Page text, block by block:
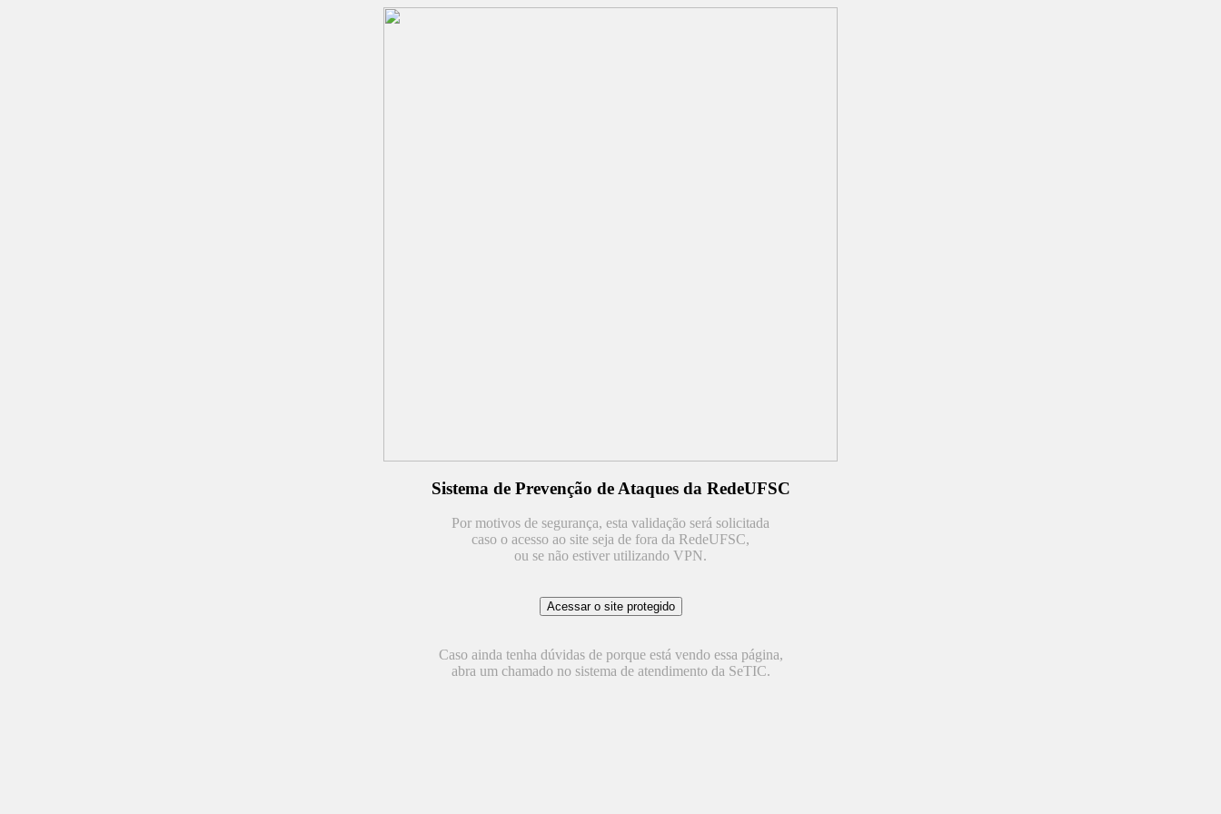
Sistema de Prevenção de Ataques da RedeUFSC
Por motivos de segurança, esta validação será solicitada
caso o acesso ao site seja de fora da RedeUFSC,
ou se não estiver utilizando VPN.
Caso ainda tenha dúvidas de porque está vendo essa página,
abra um chamado no sistema de atendimento da SeTIC.